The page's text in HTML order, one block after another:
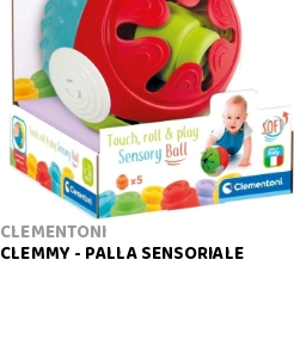
CLEMENTONI
CLEMMY - PALLA SENSORIALE